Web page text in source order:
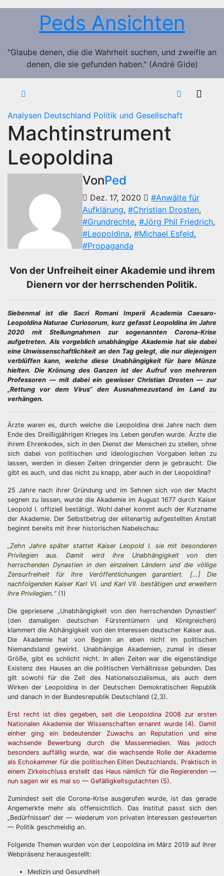
Zum
Peds Ansichten
"Glaube denen, die die Wahrheit suchen, und zweifle an
denen, die sie gefunden haben." (André Gide)
Analysen Deutschland Politik und Gesellschaft
Machtinstrument
Leopoldina
VonPed
Dez. 17, 2020
#Anwälte für
Aufklärung, #Christian Drosten,
#Grundrechte, #Jörg Phil Friedrich,
#Leopoldina, #Michael Esfeld,
#Propaganda
Von der Unfreiheit einer Akademie und ihrem
Dienern vor der herrschenden Politik.
Siebenmal ist die Sacri Romani Imperii Academia Caesaro-
Leopoldina Naturae Curiosorum, kurz gefasst Leopoldina im Jahre
2020 mit Stellungnahmen zur sogenannten Corona-Krise
aufgetreten. Als vorgeblich unabhängige Akademie hat sie dabei
eine Unwissenschaftlichkeit an den Tag gelegt, die nur diejenigen
verblüffen kann, welche diese Unabhängigkeit für bare Münze
hielten. Die Krönung des Ganzen ist der Aufruf von mehreren
Professoren — mit dabei ein gewisser Christian Drosten — zur
„Rettung vor dem Virus“ den Ausnahmezustand im Land zu
verhängen.
Ärzte waren es, durch welche die Leopoldina drei Jahre nach dem
Ende des Dreißigjährigen Krieges ins Leben gerufen wurde. Ärzte die
ihrem Ehrenkodex, sich in den Dienst der Menschen zu stellen, ohne
sich dabei von politischen und ideologischen Vorgaben leiten zu
lassen, werden in diesen Zeiten dringender denn je gebraucht. Die
gibt es auch, und das nicht zu knapp, aber auch in der Leopoldina?
25 Jahre nach ihrer Gründung und im Sehnen sich von der Macht
segnen zu lassen, wurde die Akademie im August 1677 durch Kaiser
Leopold I. offiziell bestätigt. Wohl daher kommt auch der Kurzname
der Akademie. Der Selbstbetrug der elitenartig aufgestellten Anstalt
beginnt bereits mit ihrer historischen Nabelschau:
„Zehn Jahre später stattet Kaiser Leopold I. sie mit besonderen
Privilegien aus. Damit wird ihre Unabhängigkeit von den
herrschenden Dynastien in den einzelnen Ländern und die völlige
Zensurfreiheit für ihre Veröffentlichungen garantiert. […] Die
nachfolgenden Kaiser Karl VI. und Karl VII. bestätigen und erweitern
ihre Privilegien.“(1)
Die gepriesene „Unabhängigkeit von den herrschenden Dynastien“
(den damaligen deutschen Fürstentümern und Königreichen)
klammert die Abhängigkeit von den Interessen deutscher Kaiser aus.
Die Akademie hat von Beginn an eben nicht im politischen
Niemandsland gewirkt. Unabhängige Akademien, zumal in dieser
Größe, gibt es schlicht nicht. In allen Zeiten war die eigenständige
Existenz des Hauses an die politischen Verhältnisse gebunden. Das
gilt sowohl für die Zeit des Nationalsozialismus, als auch dem
Wirken der Leopoldina in der Deutschen Demokratischen Republik
und danach in der Bundesrepublik Deutschland (2,3).
Erst recht ist dies gegeben, seit die Leopoldina 2008 zur ersten
Nationalen Akademie der Wissenschaften ernannt wurde (4). Damit
einher ging ein bedeutender Zuwachs an Reputation und eine
wachsende Bewerbung durch die Massenmedien. Was jedoch
besonders auffällig wurde, war die wachsende Rolle der Akademie
als Echokammer für die politischen Eliten Deutschlands. Praktisch in
einem Zirkelschluss erstellt das Haus nämlich für die Regierenden —
nun sagen wir es mal so — Gefälligkeitsgutachten (5).
Zumindest seit die Corona-Krise ausgerufen wurde, ist das gerade
Angemerkte mehr als offensichtlich. Das Institut passt sich den
„Bedürfnissen“ der — wiederum von privaten Interessen gesteuerten
— Politik geschmeidig an.
Folgende Themen wurden von der Leopoldina im März 2019 auf ihrer
Webpräsenz herausgestellt:
Medizin und Gesundheit